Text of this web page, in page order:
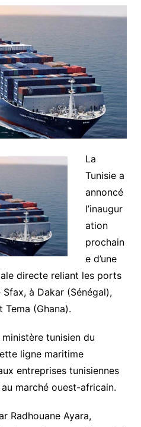
La
Tunisie a
annoncé
l’inaugur
ation
prochain
e d’une
directe reliant les ports
à Dakar (Sénégal),
Tema (Ghana).
tunisien du
ligne maritime
entreprises tunisiennes
marché ouest-africain.
Radhouane Ayara,